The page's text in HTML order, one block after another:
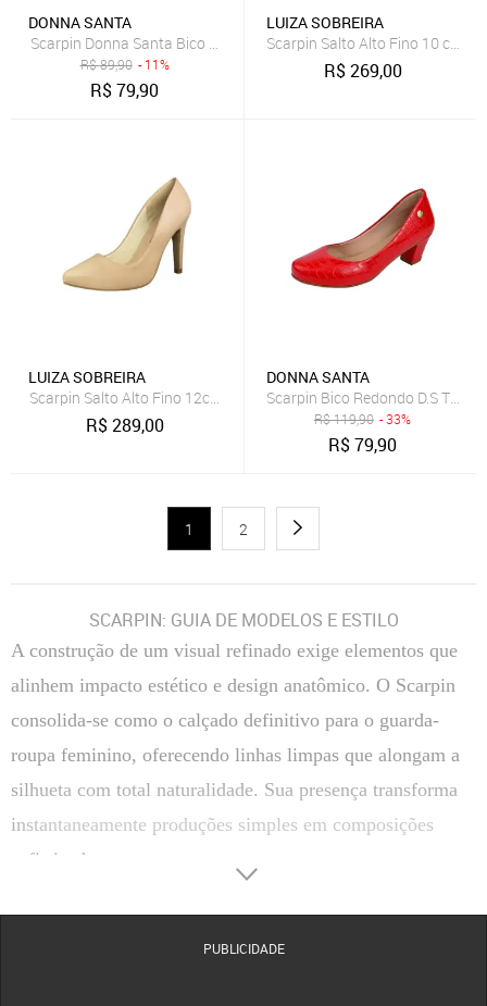
DONNA SANTA
Scarpin Donna Santa Bico Redondo Tradicional Onça
R$89,90 - 11%
R$79,90
LUIZA SOBREIRA
Scarpin Salto Alto Fino 10 cm
R$269,00
LUIZA SOBREIRA
Scarpin Salto Alto Fino 12cm Luiza Sobreira Nude Mod. 2264
R$289,00
DONNA SANTA
Scarpin Bico Redondo D.S
R$119,90 - 33%
R$79,90
1 2
SCARPIN: GUIA DE MODELOS E ESTILO
A construção de um visual refinado exige elementos que
alinhem impacto estético e design anatômico. O Scarpin
consolida-se como o calçado definitivo para o guarda-
roupa feminino, oferecendo linhas limpas que alongam a
silhueta com total naturalidade. Sua presença transforma
instantaneamente produções simples em composições
sofisticadas.
PUBLICIDADE